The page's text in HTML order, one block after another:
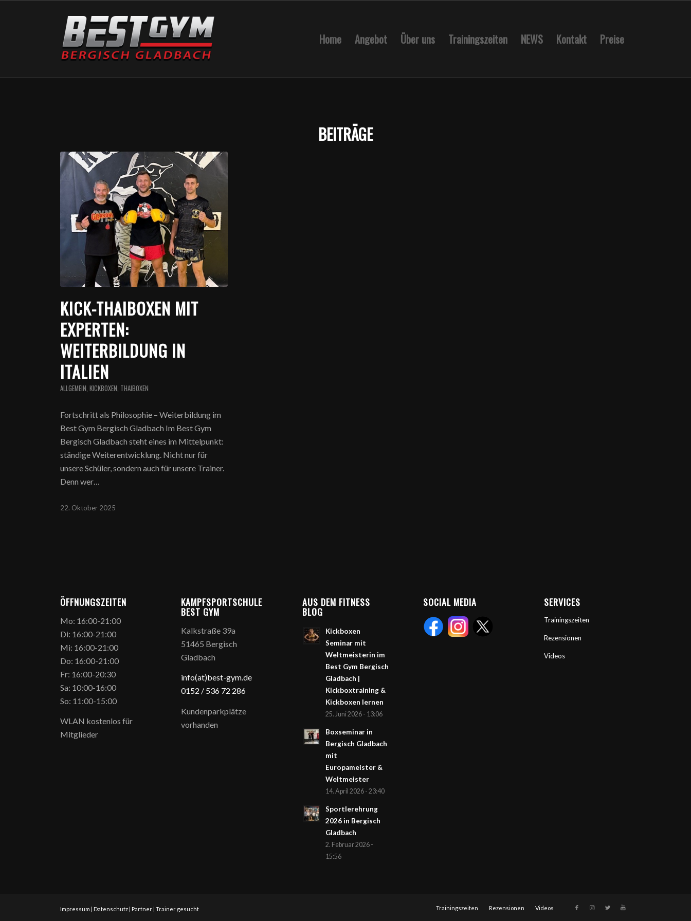
Home Angebot Über uns Trainingszeiten NEWS Kontakt Preise
BEITRÄGE
KICK-THAIBOXEN MIT
EXPERTEN:
WEITERBILDUNG IN
ITALIEN
ALLGEMEIN,KICKBOXEN, THAIBOXEN
Fortschritt als Philosophie – Weiterbildung im
Best Gym Bergisch Gladbach Im Best Gym
Bergisch Gladbach steht eines im Mittelpunkt:
ständige Weiterentwicklung. Nicht nur für
unsere Schüler, sondern auch für unsere Trainer.
Denn wer…
22. Oktober 2025
ÖFFNUNGSZEITEN
Mo: 16:00-21:00
Di: 16:00-21:00
Mi: 16:00-21:00
Do: 16:00-21:00
Fr: 16:00-20:30
Sa: 10:00-16:00
So: 11:00-15:00
WLAN kostenlos für
Mitglieder
KAMPFSPORTSCHULE
BEST GYM
Kalkstraße 39a
51465 Bergisch
Gladbach
info(at)best-gym.de
0152 / 536 72 286
Kundenparkplätze
vorhanden
AUS DEM FITNESS
BLOG
Kickboxen
Seminar mit
Weltmeisterin im
Best Gym Bergisch
Gladbach |
Kickboxtraining &
Kickboxen lernen
25. Juni 2026 - 13:06
Boxseminar in
Bergisch Gladbach
mit
Europameister &
Weltmeister
14. April 2026 - 23:40
Sportlerehrung
2026 in Bergisch
Gladbach
2. Februar 2026 -
15:56
SOCIAL MEDIA SERVICES
Trainingszeiten
Rezensionen
Videos
Impressum | Datenschutz | Partner |Trainer gesucht Trainingszeiten Rezensionen Videos